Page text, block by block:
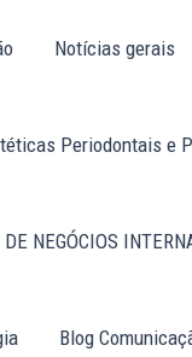
Notícias gerais
Periodontais e
NEGÓCIOS
Blog